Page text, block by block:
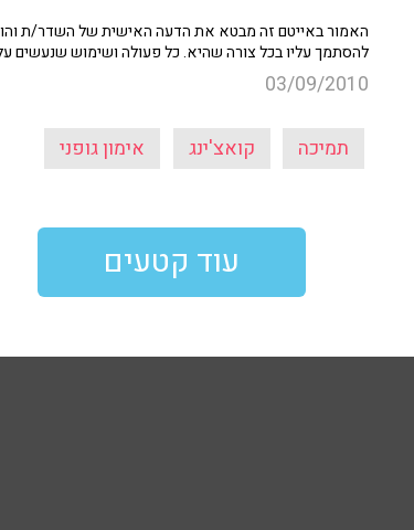
האמור באייטם זה מבטא את הדעה האישית של השדר/ת
להסתמך עליו בכל צורה שהיא. כל פעולה ושימוש שנעשים
03/09/2010
תמיכה קואצ'ינג אימון גופני
עוד קטעים